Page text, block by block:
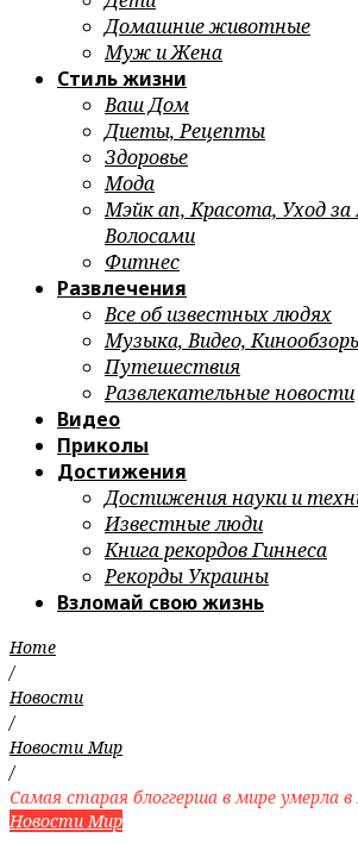
Домашние животные
Муж и Жена
Стиль жизни
Ваш Дом
Диеты, Рецепты
Здоровье
Мода
Мэйк ап, Красота, Уход
Волосами
Фитнес
Развлечения
Все об известных людях
Музыка, Видео,
Путешествия
Развлекательные новости
Видео
Приколы
Достижения
Достижения науки и
Известные люди
Книга рекордов Гиннеса
Рекорды Украины
Взломай свою жизнь
Home
/
Новости
/
Новости Мир
/
Самая старая блоггерша в мире умерла
Новости Мир